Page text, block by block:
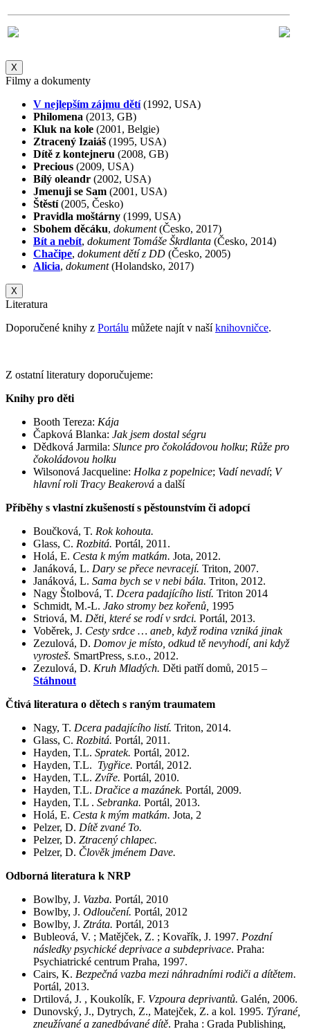
X
Filmy a dokumenty
V nejlepším zájmu dětí(1992, USA)
Philomena (2013, GB)
Kluk na kole (2001, Belgie)
Ztracený Izaiáš (1995, USA)
Dítě z kontejneru (2008, GB)
Precious (2009, USA)
Bílý oleandr (2002, USA)
Jmenuji se Sam (2001, USA)
Štěstí(2005, Česko)
Pravidla moštárny (1999, USA)
Sbohem děcáku, dokument(Česko, 2017)
Bít a nebít, dokument Tomáše Škrdlanta (Česko, 2014)
Chačipe, dokument dětí z DD (Česko, 2005)
Alicia, dokument(Holandsko, 2017)
X
Literatura
Doporučené knihy z Portálu můžete najít v našíknihovničce.
Z ostatní literatury doporučujeme:
Knihy pro děti
Booth Tereza: Kája
Čapková Blanka: Jak jsem dostal ségru
Dědková Jarmila: Slunce pro čokoládovou holku; Růže pro
čokoládovou holku
Wilsonová Jacqueline: Holka z popelnice; Vadí nevadí; V
hlavní roli Tracy Beakerová a další
Příběhy s vlastní zkušeností s pěstounstvím či adopcí
Boučková, T. Rok kohouta.
Glass, C. Rozbitá. Portál, 2011.
Holá, E. Cesta k mým matkám. Jota, 2012.
Janáková, L. Dary se přece nevracejí. Triton, 2007.
Janáková, L. Sama bych se v nebi bála. Triton, 2012.
Nagy Štolbová, T. Dcera padajícího listí. Triton 2014
Schmidt, M.-L. Jako stromy bez kořenů, 1995
Striová, M. Děti, které se rodí v srdci. Portál, 2013.
Voběrek, J. Cesty srdce … aneb, když rodina vzniká jinak
Zezulová, D. Domov je místo, odkud tě nevyhodí, ani když
vyrosteš. SmartPress, s.r.o., 2012.
Zezulová, D. Kruh Mladých. Děti patří domů, 2015 –
Stáhnout
Čtivá literatura o dětech s raným traumatem
Nagy, T. Dcera padajícího listí. Triton, 2014.
Glass, C. Rozbitá. Portál, 2011.
Hayden, T.L. Spratek. Portál, 2012.
Hayden, T.L. Tygřice. Portál, 2012.
Hayden, T.L. Zvíře. Portál, 2010.
Hayden, T.L. Dračice a mazánek. Portál, 2009.
Hayden, T.L . Sebranka. Portál, 2013.
Holá, E. Cesta k mým matkám. Jota, 2
Pelzer, D. Dítě zvané To.
Pelzer, D. Ztracený chlapec.
Pelzer, D. Člověk jménem Dave.
Odborná literatura k NRP
Bowlby, J. Vazba. Portál, 2010
Bowlby, J. Odloučení. Portál, 2012
Bowlby, J. Ztráta. Portál, 2013
Bubleová, V. ; Matějček, Z. ; Kovařík, J. 1997. Pozdní
následky psychické deprivace a subdeprivace. Praha:
Psychiatrické centrum Praha, 1997.
Cairs, K. Bezpečná vazba mezi náhradními rodiči a dítětem.
Portál, 2013.
Drtilová, J. , Koukolík, F. Vzpoura deprivantů. Galén, 2006.
Dunovský, J., Dytrych, Z., Matejček, Z. a kol. 1995. Týrané,
zneužívané a zanedbávané dítě. Praha : Grada Publishing,